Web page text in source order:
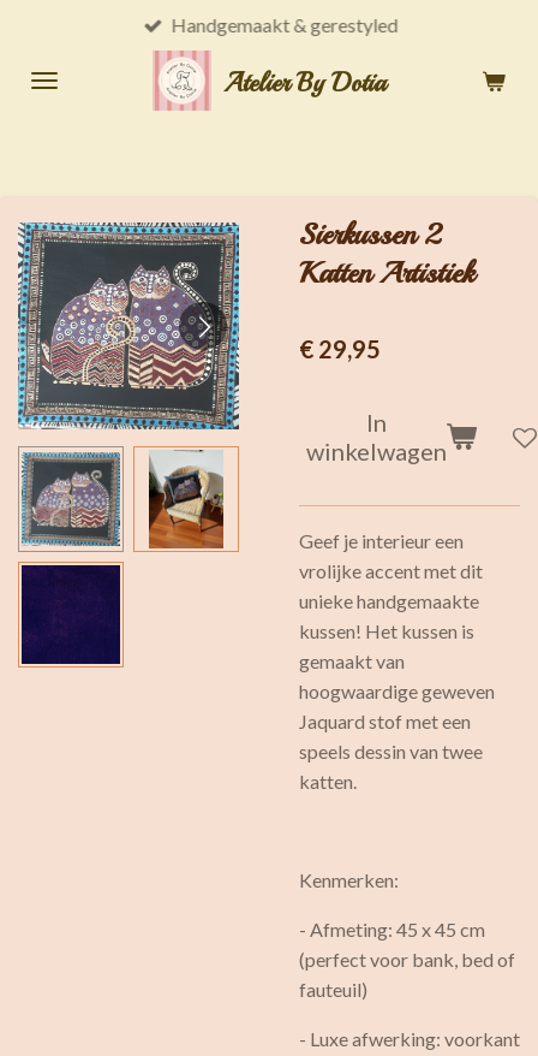
naar
Atelier By Dotia
Handgemaakt & gerestyled
Sierkussen 2
Katten Artistiek
€ 29,95
In
winkelwagen
Geef je interieur een
vrolijke accent met dit
unieke handgemaakte
kussen! Het kussen is
gemaakt van
hoogwaardige geweven
Jaquard stof met een
speels dessin van twee
katten.
Kenmerken:
- Afmeting: 45 x 45 cm
(perfect voor bank, bed of
fauteuil)
- Luxe afwerking: voorkant